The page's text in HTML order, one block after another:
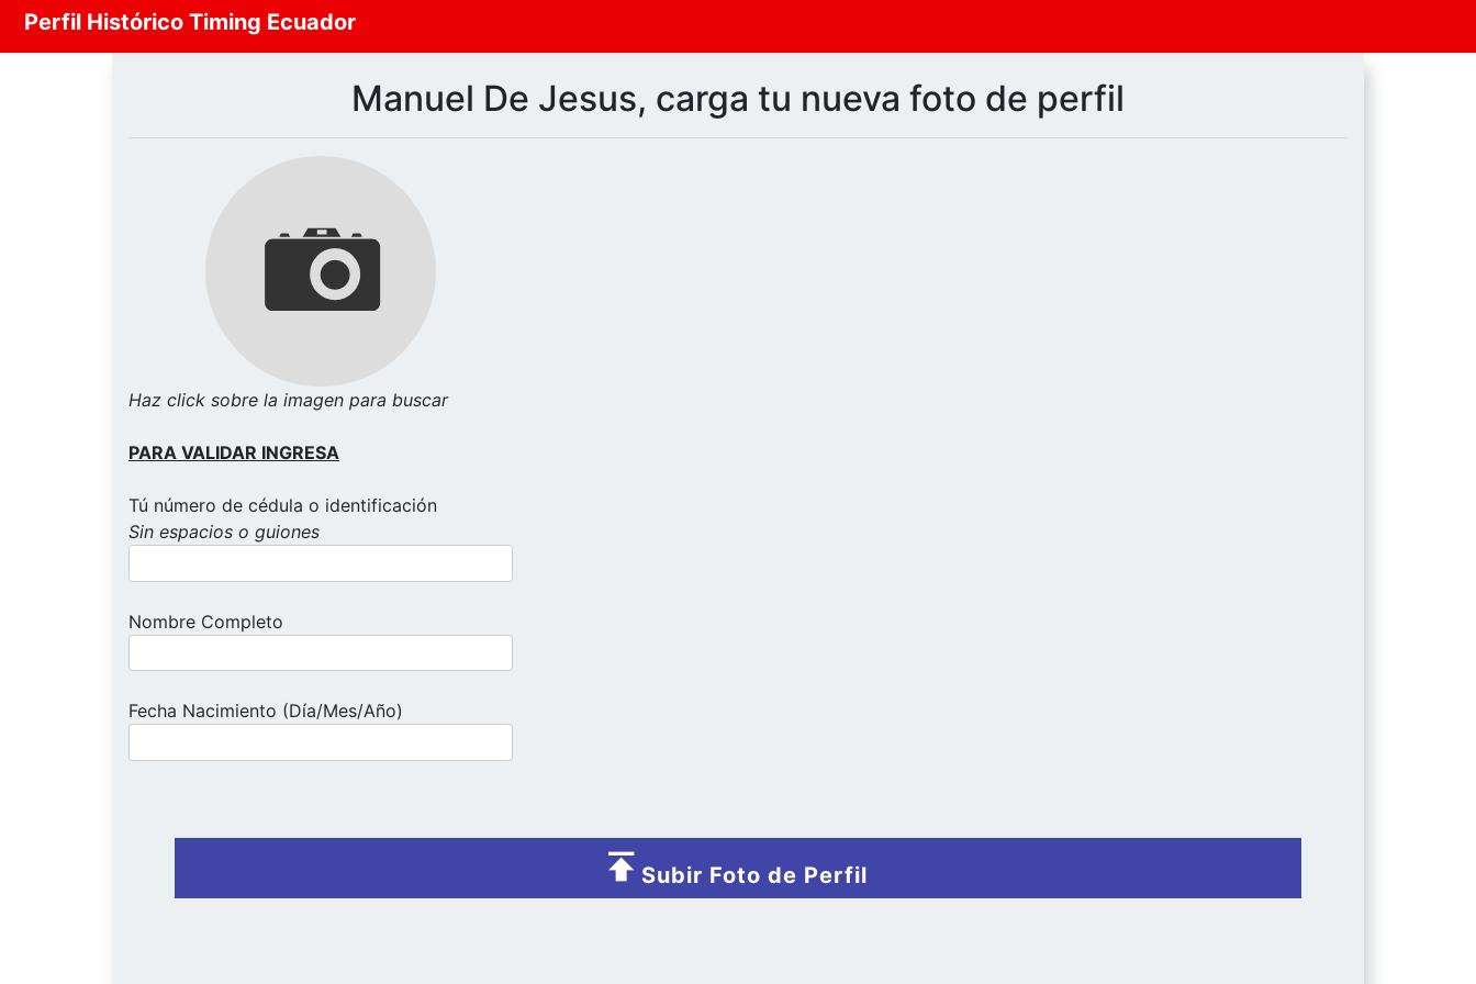
Perfil Histórico Timing Ecuador
Manuel De Jesus, carga tu nueva foto de perfil
Haz click sobre la imagen para buscar
PARA VALIDAR INGRESA
Tú número de cédula o identificación
Sin espacios o guiones
Nombre Completo
Fecha Nacimiento (Día/Mes/Año)
Subir Foto de Perfil